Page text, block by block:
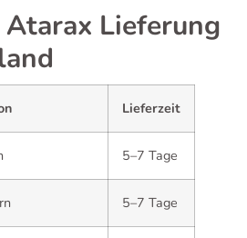
Lieferung
Lieferzeit
5–7 Tage
5–7 Tage